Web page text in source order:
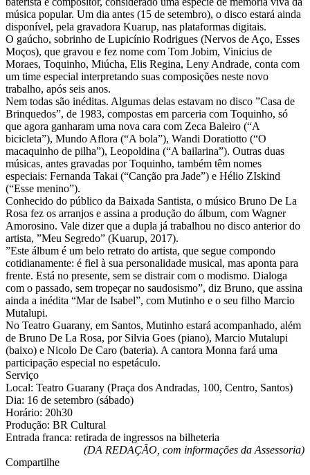
música popular. Um dia antes (15 de setembro), o disco estará ainda
disponível, pela gravadora Kuarup, nas plataformas digitais.
O gaúcho, sobrinho de Lupicínio Rodrigues (Nervos de Aço, Esses
Moços), que gravou e fez nome com Tom Jobim, Vinicius de
Moraes, Toquinho, Miúcha, Elis Regina, Leny Andrade, conta com
um time especial interpretando suas composições neste novo
trabalho, após seis anos.
Nem todas são inéditas. Algumas delas estavam no disco ”Casa de
Brinquedos”, de 1983, compostas em parceria com Toquinho, só
que agora ganharam uma nova cara com Zeca Baleiro (“A
bicicleta”), Mundo Aflora (“A bola”), Wandi Doratiotto (“O
macaquinho de pilha”), Leopoldina (“A bailarina”). Outras duas
músicas, antes gravadas por Toquinho, também têm nomes
especiais: Fernanda Takai (“Canção pra Jade”) e Hélio ZIskind
(“Esse menino”).
Conhecido do público da Baixada Santista, o músico Bruno De La
Rosa fez os arranjos e assina a produção do álbum, com Wagner
Amorosino. Vale dizer que a dupla já trabalhou no disco anterior do
artista, ”Meu Segredo” (Kuarup, 2017).
”Este álbum é um belo retrato do artista, que segue compondo
cotidianamente: é fiel à sua personalidade musical, mas aponta para
frente. Está no presente, sem se distrair com o modismo. Dialoga
com o passado, sem tropeçar no saudosismo”, diz Bruno, que assina
ainda a inédita “Mar de Isabel”, com Mutinho e o seu filho Marcio
Mutalupi.
No Teatro Guarany, em Santos, Mutinho estará acompanhado, além
de Bruno De La Rosa, por Silvia Goes (piano), Marcio Mutalupi
(baixo) e Nicolo De Caro (bateria). A cantora Monna fará uma
participação especial no espetáculo.
Serviço
Local: Teatro Guarany (Praça dos Andradas, 100, Centro, Santos)
Dia: 16 de setembro (sábado)
Horário: 20h30
Produção: BR Cultural
Entrada franca: retirada de ingressos na bilheteria
(DA REDAÇÃO, com informações da Assessoria)
Compartilhe